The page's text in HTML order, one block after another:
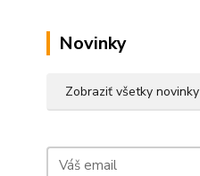
Novinky
Zobraziť všetky novinky